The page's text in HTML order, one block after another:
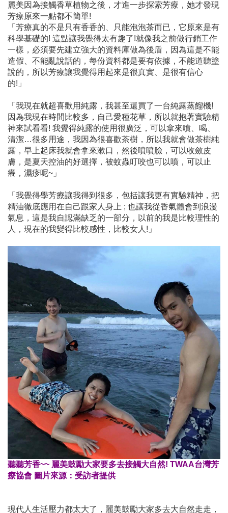
麗美因為接觸香草植物之後，才進一步探索芳療，她才發現
芳療原來一點都不簡單!
「芳療真的不是只有香香的、只能泡泡茶而已，它原來是有
科學基礎的! 這點讓我覺得太有趣了!就像我之前做行銷工作
一樣，必須要先建立強大的資料庫做為後盾，因為這是不能
造假、不能亂說話的，每份資料都是要有依據，不能道聽塗
說的，所以芳療讓我覺得用起來是很真實、是很有信心
的!」
「我現在就超喜歡用純露，我甚至還買了一台純露蒸餾機!
因為我現在時間比較多，自己愛種花草，所以就抱著實驗精
神來試看看! 我覺得純露的使用很廣泛，可以拿來噴、喝、
清潔…很多用途，我因為很喜歡茶樹，所以我就會做茶樹純
露，早上起床我就會拿來漱口，然後噴噴臉，可以收斂皮
膚，是夏天控油的好選擇，被蚊蟲叮咬也可以噴，可以止
癢，濕疹呢~」
「我覺得學芳療讓我得到很多，包括讓我更有實驗精神，把
精油徹底應用在自己跟家人身上 ; 也讓我從香氣體會到浪漫
氣息，這是我自認滿缺乏的一部分，以前的我是比較理性的
人，現在的我變得比較感性，比較女人!」
聽聽芳香~~ 麗美鼓勵大家要多去接觸大自然! TWAA台灣芳
療協會 圖片來源：受訪者提供
現代人生活壓力都太大了，麗美鼓勵大家多去大自然走走，